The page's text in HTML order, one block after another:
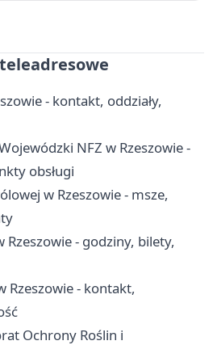
- kontakt, oddziały,
NFZ w Rzeszowie -
obsługi
w Rzeszowie - msze,
- godziny, bilety,
Rzeszowie - kontakt,
Ochrony Roślin i